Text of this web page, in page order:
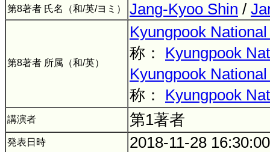
第8著者 氏名（和/英/ヨミ） Jang-Kyoo Shin /
第8著者 所属（和/英）
Kyungpook
称： Kyungpook
Kyungpook
称： Kyungpook
講演者 第1著者
発表日時 2018-11-28